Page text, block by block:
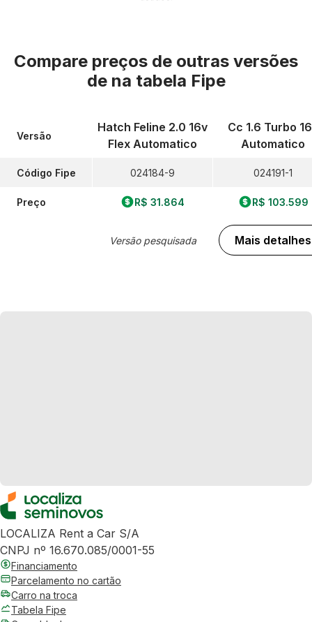
Compare preços de outras versões
de na tabela Fipe
Versão
Código Fipe
Preço
Hatch Feline 2.0 16v
Flex Automatico
024184-9
R$ 31.864
Versão pesquisada
Cc 1.6 Turbo
Automatico
024191-1
R$ 103.599
Mais detalhes
LOCALIZA Rent a Car S/A
CNPJ nº 16.670.085/0001-55
Financiamento
Parcelamento no cartão
Carro na troca
Tabela Fipe